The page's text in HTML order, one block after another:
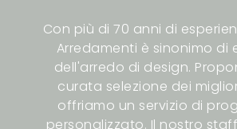
Con più di 70 anni di
Arredamenti è sinonimo di
dell'arredo di design.
curata selezione dei
offriamo un servizio di
personalizzato. Il nostro